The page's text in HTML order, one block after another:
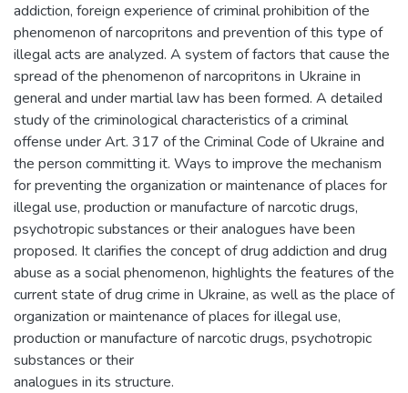
addiction, foreign experience of criminal prohibition of the
phenomenon of narcopritons and prevention of this type of
illegal acts are analyzed. A system of factors that cause the
spread of the phenomenon of narcopritons in Ukraine in
general and under martial law has been formed. A detailed
study of the criminological characteristics of a criminal
offense under Art. 317 of the Criminal Code of Ukraine and
the person committing it. Ways to improve the mechanism
for preventing the organization or maintenance of places for
illegal use, production or manufacture of narcotic drugs,
psychotropic substances or their analogues have been
proposed. It clarifies the concept of drug addiction and drug
abuse as a social phenomenon, highlights the features of the
current state of drug crime in Ukraine, as well as the place of
organization or maintenance of places for illegal use,
production or manufacture of narcotic drugs, psychotropic
substances or their
analogues in its structure.